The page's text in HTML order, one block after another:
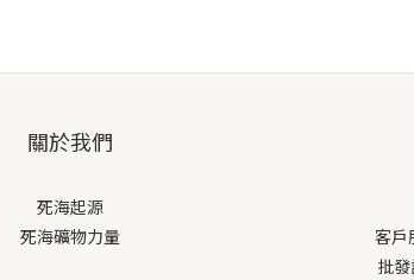
關於我們
死海起源
死海礦物力量
客戶
批